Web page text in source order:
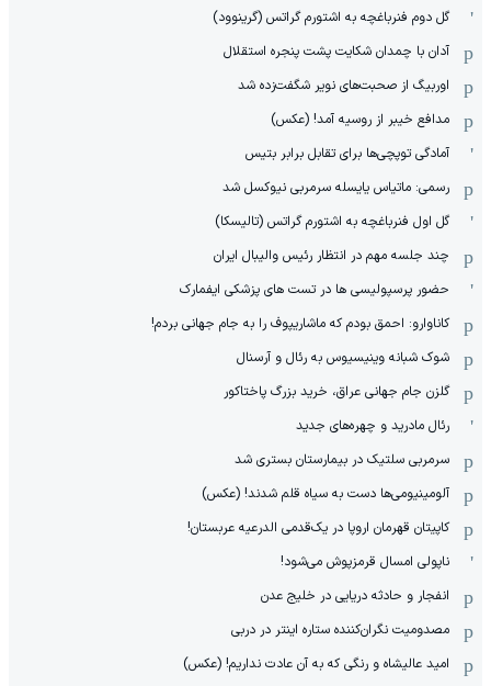
گل دوم فنرباغچه به اشتورم گراتس (گرینوود)
آدان با چمدان شکایت پشت پنجره استقلال
اوربیگ از صحبت‌های نویر شگفت‌زده شد
مدافع خیبر از روسیه آمد! (عکس)
آمادگی توپچی‌ها برای تقابل برابر بتیس
رسمی: ماتیاس یایسله سرمربی نیوکسل شد
گل اول فنرباغچه به اشتورم گراتس (تالیسکا)
چند جلسه مهم در انتظار رئیس والیبال ایران
حضور پرسپولیسی ها در تست های پزشکی ایفمارک
کاناوارو: احمق بودم که ماشاریپوف را به جام جهانی بردم!
شوک شبانه وینیسیوس به رئال و آرسنال
گلزن جام جهانی عراق، خرید بزرگ پاختاکور
رئال مادرید و چهره‌های جدید
سرمربی سلتیک در بیمارستان بستری شد
آلومینیومی‌ها دست به سیاه قلم شدند! (عکس)
کاپیتان قهرمان اروپا در یک‌قدمی الدرعیه عربستان!
ناپولی امسال قرمزپوش می‌شود!
انفجار و حادثه دریایی در خلیج عدن
مصدومیت نگران‌کننده ستاره اینتر در دربی
امید عالیشاه و رنگی که به آن عادت نداریم! (عکس)